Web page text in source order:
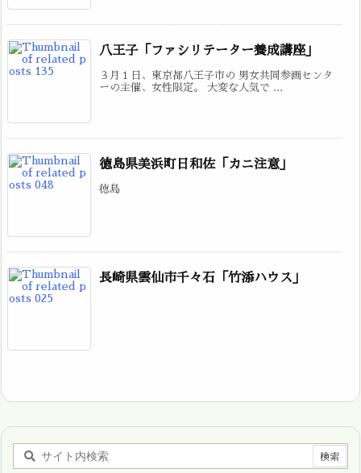
八王子「ファシリテーター養成講座」
３月１日、東京都八王子市の 男女共同参画センタ
ーの主催、女性限定。 大変な人気で ...
徳島県美浜町日和佐「カニ注意」
徳島
長崎県雲仙市千々石「竹添ハウス」